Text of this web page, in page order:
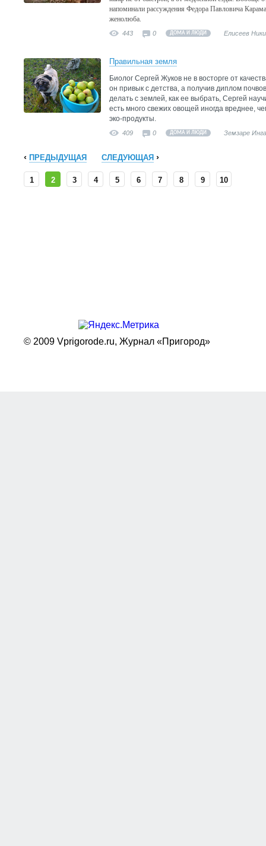
напоминали рассуждения Федора Павловича
женолюба.
443 0 ДОМА И ЛЮДИ Елисеев
Правильная земля
Биолог Сергей Жуков не в восторге от
он привык с детства, а получив диплом
делать с землей, как ее выбрать, Сергей
есть много свежих овощей иногда вреднее,
эко-продукты.
409 0 ДОМА И ЛЮДИ Земзаре
ПРЕДЫДУЩАЯ СЛЕДУЮЩАЯ
1 2 3 4 5 6 7 8 9 10
© 2009 Vprigorode.ru, Журнал «Пригород»